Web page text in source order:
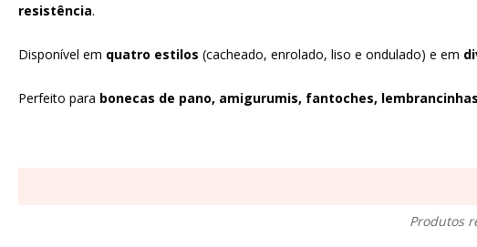
resistência.
Disponível em quatro estilos (cacheado, enrolado, liso e ondulado) e em
Perfeito para bonecas de pano, amigurumis, fantoches,
Produtos